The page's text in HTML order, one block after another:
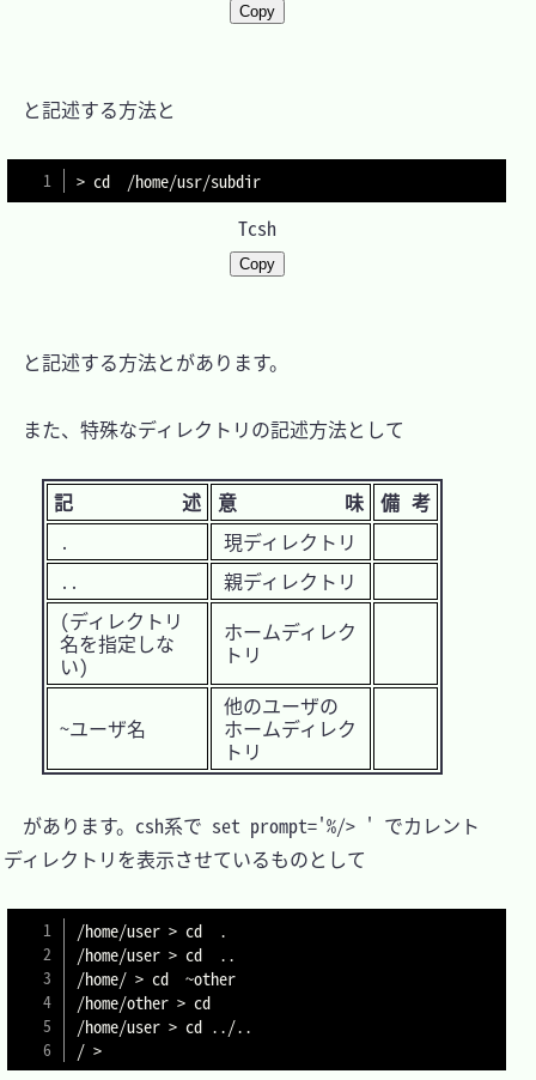
Copy
と記述する方法と
> cd  /home/usr/subdir
Tcsh
Copy
と記述する方法とがあります。
また、特殊なディレクトリの記述方法として
記述 意味 備考
.
..
(ディレクトリ
名を指定しな ホームディレク
他のユーザの
ホームディレク
があります。csh系で set prompt='%/> ' でカレント
ディレクトリを表示させているものとして
/home/user > cd  .
/home/user > cd  ..
/home/ > cd  ~other
/home/other > cd
/home/user > cd ../..
/ >